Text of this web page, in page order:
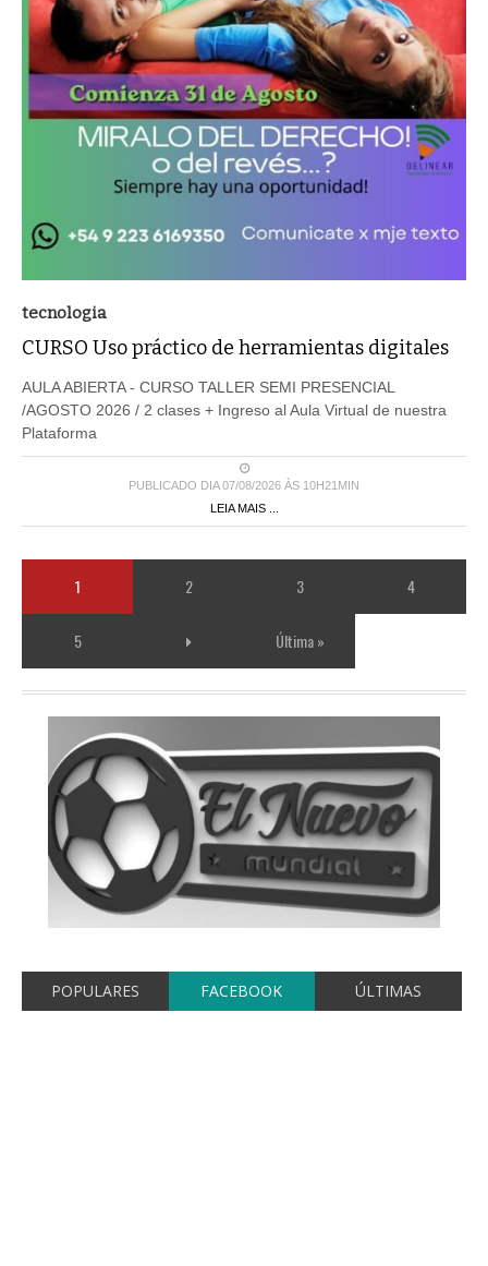
tecnologia
CURSO Uso práctico de herramientas digitales
AULA ABIERTA - CURSO TALLER SEMI PRESENCIAL
/AGOSTO 2026 / 2 clases + Ingreso al Aula Virtual de nuestra
Plataforma
PUBLICADO DIA 07/08/2026 ÀS 10H21MIN
LEIA MAIS ...
1 2 3 4
5 Última »
POPULARES FACEBOOK ÚLTIMAS